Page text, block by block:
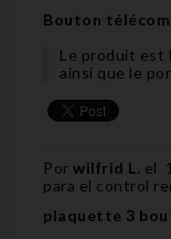
Bouton
Le produit est
ainsi que le
Por wilfrid L. el
para el control
plaquette 3